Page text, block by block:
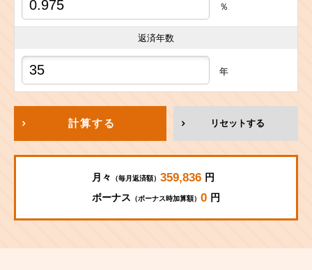
％
返済年数
年
計算する リセットする
月々 （毎月返済額） 359,836 円
ボーナス （ボーナス時加算額） 0 円